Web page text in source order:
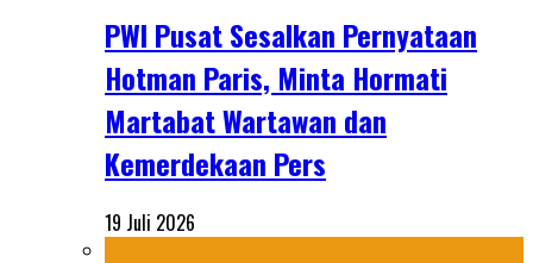
PWI Pusat Sesalkan Pernyataan
Hotman Paris, Minta Hormati
Martabat Wartawan dan
Kemerdekaan Pers
19 Juli 2026